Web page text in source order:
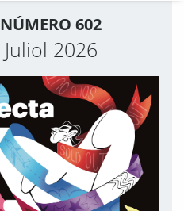
NÚMERO 602
Juliol 2026